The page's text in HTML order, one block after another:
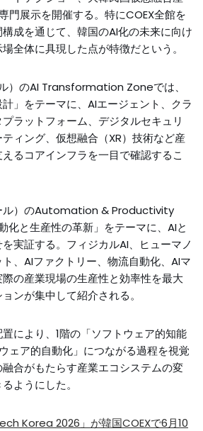
門展示を開催する。特にCOEX全館を
成を通じて、韓国のAI化の未来に向け
全体に具現した点が特徴だという。
）のAI Transformation Zoneでは、
計」をテーマに、AIエージェント、クラ
ラットフォーム、デジタルセキュリ
ィング、仮想融合（XR）技術など産
るコアインフラを一目で確認するこ
ル）のAutomation & Productivity
化と生産性の革新」をテーマに、AIと
実証する。フィジカルAI、ヒューマノ
、AIファクトリー、物流自動化、AIマ
の産業現場の生産性と効率性を最大
ンが集中して紹介される。
により、1階の「ソフトウェア的知能
ェア的自動化」につながる過程を視覚
合がもたらす産業エコシステムの変
ようにした。
Korea 2026」が韓国COEXで6月10